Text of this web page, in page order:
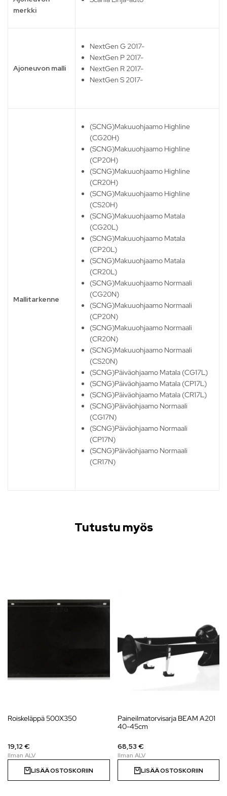
merkki
Ajoneuvon malli
NextGen G 2017-
NextGen P 2017-
NextGen R 2017-
NextGen S 2017-
Mallitarkenne
(SCNG)Makuuohjaamo Highline
(CG20H)
(SCNG)Makuuohjaamo Highline
(CP20H)
(SCNG)Makuuohjaamo Highline
(CR20H)
(SCNG)Makuuohjaamo Highline
(CS20H)
(SCNG)Makuuohjaamo Matala
(CG20L)
(SCNG)Makuuohjaamo Matala
(CP20L)
(SCNG)Makuuohjaamo Matala
(CR20L)
(SCNG)Makuuohjaamo Normaali
(CG20N)
(SCNG)Makuuohjaamo Normaali
(CP20N)
(SCNG)Makuuohjaamo Normaali
(CR20N)
(SCNG)Makuuohjaamo Normaali
(CS20N)
(SCNG)Päiväohjaamo Matala (CG17L)
(SCNG)Päiväohjaamo Matala (CP17L)
(SCNG)Päiväohjaamo Matala (CR17L)
(SCNG)Päiväohjaamo Normaali
(CG17N)
(SCNG)Päiväohjaamo Normaali
(CP17N)
(SCNG)Päiväohjaamo Normaali
(CR17N)
Tutustu myös
Roiskeläppä 500X350
19,12 €
LISÄÄ OSTOSKORIIN
Paineilmatorvisarja BEAM A201
40-45cm
68,53 €
LISÄÄ OSTOSKORIIN